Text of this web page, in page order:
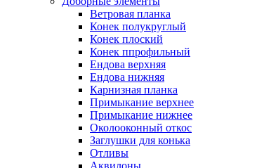
Ветровая планка
Конек полукруглый
Конек плоский
Конек ппрофильный
Ендова верхняя
Ендова нижняя
Карнизная планка
Примыкание верхнее
Примыкание нижнее
Околооконный откос
Заглушки для конька
Отливы
Аквилоны